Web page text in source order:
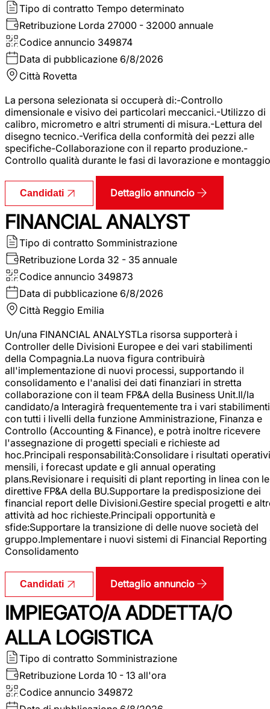
Tipo di contratto Tempo determinato
Retribuzione Lorda 27000 - 32000 annuale
Codice annuncio 349874
Data di pubblicazione 6/8/2026
Città Rovetta
La persona selezionata si occuperà di:-Controllo
dimensionale e visivo dei particolari meccanici.-Utilizzo di
calibro, micrometro e altri strumenti di misura.-Lettura del
disegno tecnico.-Verifica della conformità dei pezzi alle
specifiche-Collaborazione con il reparto produzione.-
Controllo qualità durante le fasi di lavorazione e
Candidati Dettaglio annuncio
FINANCIAL ANALYST
Tipo di contratto Somministrazione
Retribuzione Lorda 32 - 35 annuale
Codice annuncio 349873
Data di pubblicazione 6/8/2026
Città Reggio Emilia
Un/una FINANCIAL ANALYSTLa risorsa supporterà i
Controller delle Divisioni Europee e dei vari stabilimenti
della Compagnia.La nuova figura contribuirà
all'implementazione di nuovi processi, supportando il
consolidamento e l'analisi dei dati finanziari in stretta
collaborazione con il team FP&A della Business Unit.Il/la
candidato/a Interagirà frequentemente tra i vari stabilimenti
con tutti i livelli della funzione Amministrazione, Finanza e
Controllo (Accounting & Finance), e potrà inoltre ricevere
l'assegnazione di progetti speciali e richieste ad
hoc.Principali responsabilità:Consolidare i risultati operativi
mensili, i forecast update e gli annual operating
plans.Revisionare i requisiti di plant reporting in linea con le
direttive FP&A della BU.Supportare la predisposizione dei
financial report delle Divisioni.Gestire special progetti e
attività ad hoc richieste.Principali opportunità e
sfide:Supportare la transizione di delle nuove società del
gruppo.Implementare i nuovi sistemi di Financial Reporting
Consolidamento
Candidati Dettaglio annuncio
IMPIEGATO/A ADDETTA/O
ALLA LOGISTICA
Tipo di contratto Somministrazione
Retribuzione Lorda 10 - 13 all'ora
Codice annuncio 349872